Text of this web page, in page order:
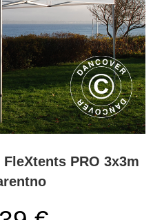
PRO 3x3m